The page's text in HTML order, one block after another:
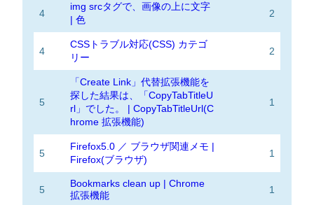
4
img srcタグで、画像の上に文字
| 色
2
4
CSSトラブル対応(CSS) カテゴ
リー
2
5
「Create Link」代替拡張機能を
探した結果は、「CopyTabTitleU
rl」でした。 | CopyTabTitleUrl(C
hrome 拡張機能)
1
5
Firefox5.0 ／ ブラウザ関連メモ |
Firefox(ブラウザ)
1
5
Bookmarks clean up | Chrome
拡張機能
1